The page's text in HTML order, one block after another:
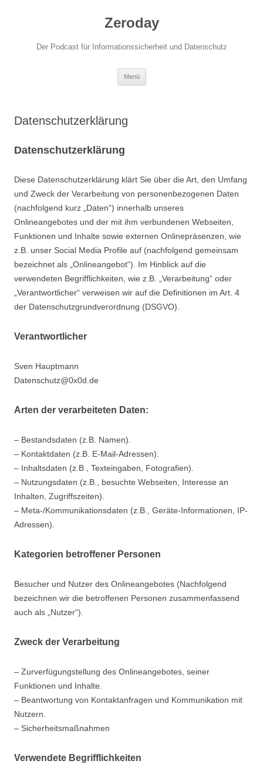
Zeroday
Der Podcast für Informationssicherheit und Datenschutz
Menü
Datenschutzerklärung
Datenschutzerklärung
Diese Datenschutzerklärung klärt Sie über die Art, den Umfang
und Zweck der Verarbeitung von personenbezogenen Daten
(nachfolgend kurz „Daten“) innerhalb unseres
Onlineangebotes und der mit ihm verbundenen Webseiten,
Funktionen und Inhalte sowie externen Onlinepräsenzen, wie
z.B. unser Social Media Profile auf (nachfolgend gemeinsam
bezeichnet als „Onlineangebot“). Im Hinblick auf die
verwendeten Begrifflichkeiten, wie z.B. „Verarbeitung“ oder
„Verantwortlicher“ verweisen wir auf die Definitionen im Art. 4
der Datenschutzgrundverordnung (DSGVO).
Verantwortlicher
Sven Hauptmann
Datenschutz@0x0d.de
Arten der verarbeiteten Daten:
– Bestandsdaten (z.B. Namen).
– Kontaktdaten (z.B. E-Mail-Adressen).
– Inhaltsdaten (z.B., Texteingaben, Fotografien).
– Nutzungsdaten (z.B., besuchte Webseiten, Interesse an
Inhalten, Zugriffszeiten).
– Meta-/Kommunikationsdaten (z.B., Geräte-Informationen, IP-
Adressen).
Kategorien betroffener Personen
Besucher und Nutzer des Onlineangebotes (Nachfolgend
bezeichnen wir die betroffenen Personen zusammenfassend
auch als „Nutzer“).
Zweck der Verarbeitung
– Zurverfügungstellung des Onlineangebotes, seiner
Funktionen und Inhalte.
– Beantwortung von Kontaktanfragen und Kommunikation mit
Nutzern.
– Sicherheitsmaßnahmen
Verwendete Begrifflichkeiten